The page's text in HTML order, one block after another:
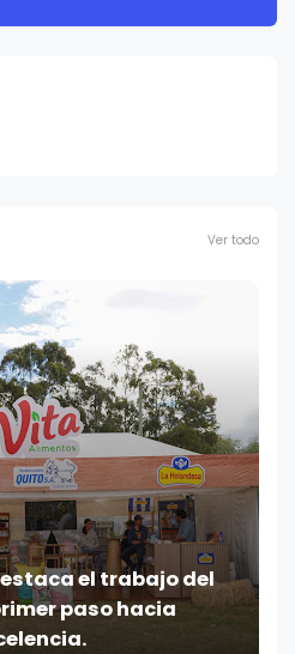
Ver todo
el trabajo del
paso hacia